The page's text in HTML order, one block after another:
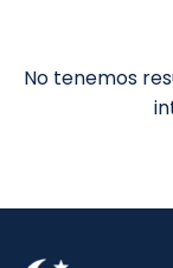
No tenemos